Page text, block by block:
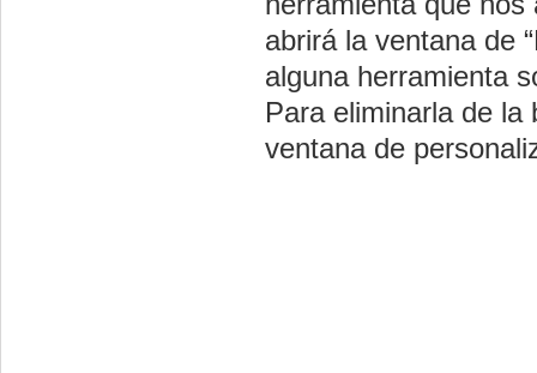
abrirá la ventana de
alguna herramienta
Para eliminarla de
ventana de